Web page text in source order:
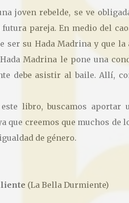
joven rebelde, se ve
futura pareja. En medio del
ser su Hada Madrina y que
Madrina le pone una
debe asistir al baile. Allí,
libro, buscamos
que creemos que muchos de
de género.
(La Bella Durmiente)